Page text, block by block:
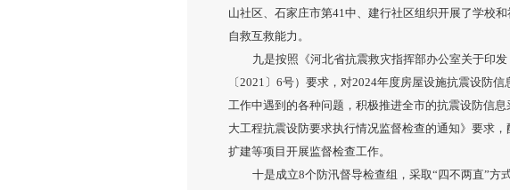
山社区、石家庄市第41中、建行社区组织开展了学校
自救互救能力。
九是按照《河北省抗震救灾指挥部办公室关于印
〔2021〕6号）要求，对2024年度房屋设施抗震设防
工作中遇到的各种问题，积极推进全市的抗震设防信
大工程抗震设防要求执行情况监督检查的通知》要求
扩建等项目开展监督检查工作。
十是成立8个防汛督导检查组，采取“四不两直”